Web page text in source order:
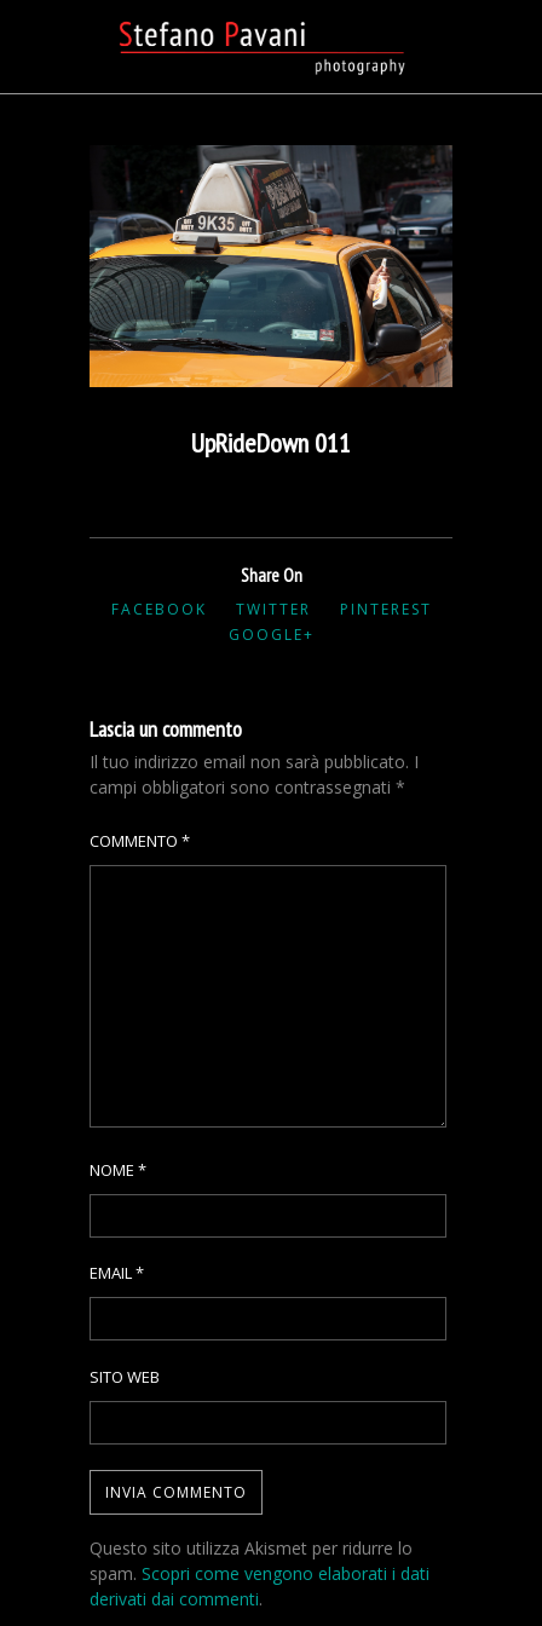
UpRideDown 011
Share On
FACEBOOK TWITTER
PINTEREST
GOOGLE+
Lascia un commento
Il tuo indirizzo email non sarà pubblicato. I
campi obbligatori sono contrassegnati *
COMMENTO *
NOME *
EMAIL*
SITO WEB
Questo sito utilizza Akismet per ridurre lo
spam. Scopri come vengono elaborati i dati
derivati dai commenti.